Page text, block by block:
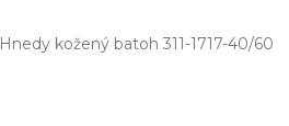
Hnedy kožený batoh 311­-1717­-40/60